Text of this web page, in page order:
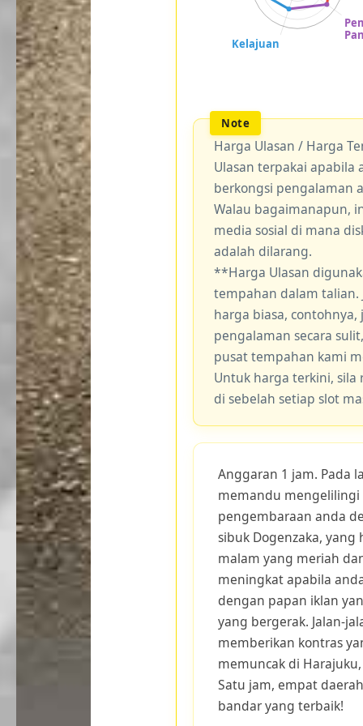
Harga Ulasan / Harga
Ulasan terpakai
berkongsi pengalaman
Walau bagaimanapun,
media sosial di mana
adalah dilarang.
**Harga Ulasan
tempahan dalam talian.
harga biasa,
pengalaman secara
pusat tempahan kami
Untuk harga terkini, sila
di sebelah setiap slot
Anggaran 1 jam. Pada
memandu mengelilingi
pengembaraan anda
sibuk Dogenzaka,
malam yang meriah
meningkat apabila
dengan papan iklan
yang bergerak. Jalan-
memberikan kontras
memuncak di
Satu jam, empat
bandar yang terbaik!